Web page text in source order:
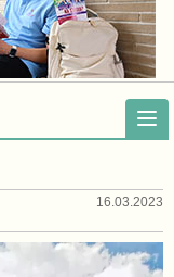
16.03.2023